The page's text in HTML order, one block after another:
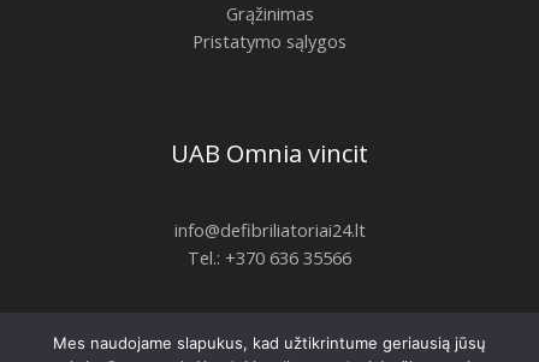
Grąžinimas
Pristatymo sąlygos
UAB Omnia vincit
info@defibriliatoriai24.lt
Tel.: +370 636 35566
Mes naudojame slapukus, kad užtikrintume geriausią jūsų